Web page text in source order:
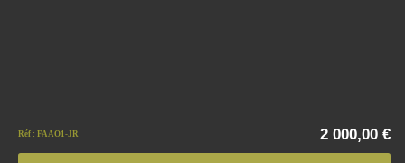
Réf : FAAO1-JR 2 000,00 €